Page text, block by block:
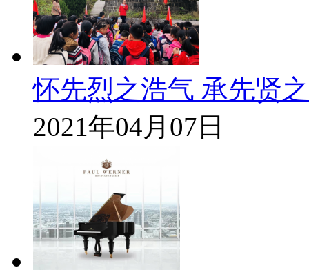
怀先烈之浩气 承先贤
2021年04月07日